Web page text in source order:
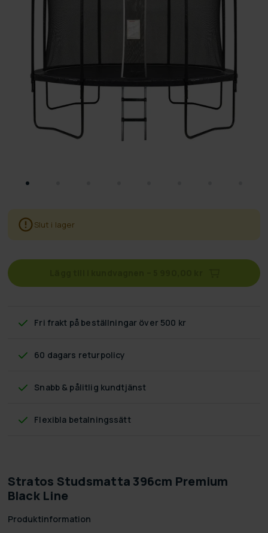
Slut i lager
Fri frakt på beställningar över 500 kr
60 dagars returpolicy
Snabb & pålitlig kundtjänst
Flexibla betalningssätt
Stratos Studsmatta 396cm Premium
Black Line
Produktinformation